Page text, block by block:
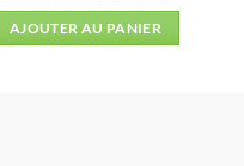
initial
était :
AJOUTER AU PANIER